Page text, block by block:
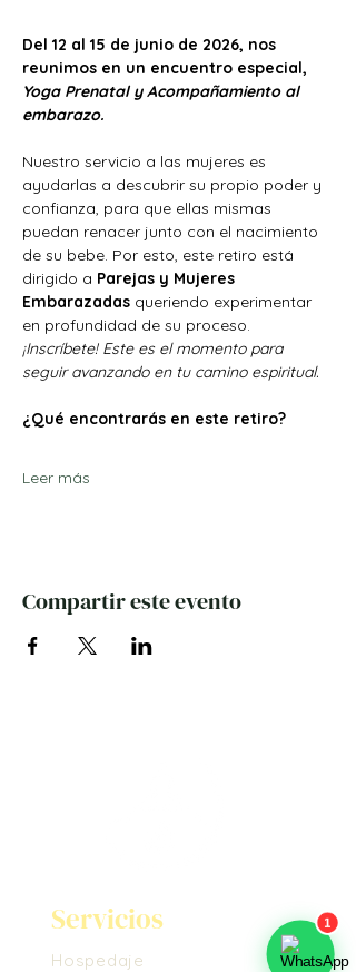
Del 12 al 15 de junio de 2026, nos
reunimos en un encuentro especial,
Yoga Prenatal y Acompañamiento al
embarazo.
Nuestro servicio a las mujeres es
ayudarlas a descubrir su propio poder y
confianza, para que ellas mismas
puedan renacer junto con el nacimiento
de su bebe. Por esto, este retiro está
dirigido a Parejas y Mujeres
Embarazadas queriendo experimentar
en profundidad de su proceso.
¡Inscríbete! Este es el momento para
seguir avanzando en tu camino espiritual.
¿Qué encontrarás en este retiro?
Leer más
Compartir este evento
Servicios
Hospedaje